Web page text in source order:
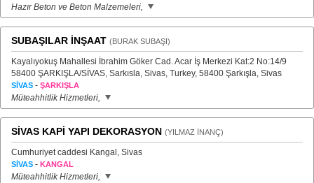
Hazır Beton ve Beton Malzemeleri,
SUBAŞILAR İNŞAAT (BURAK SUBAŞI)
Kayalıyokuş Mahallesi İbrahim Göker Cad. Acar İş Merkezi Kat:2 No:14/9
58400 ŞARKIŞLA/SİVAS, Sarkısla, Sivas, Turkey, 58400 Şarkışla, Sivas
SİVAS - ŞARKIŞLA
Müteahhitlik Hizmetleri,
SİVAS KAPİ YAPI DEKORASYON (YILMAZ İNANÇ)
Cumhuriyet caddesi Kangal, Sivas
SİVAS - KANGAL
Müteahhitlik Hizmetleri,